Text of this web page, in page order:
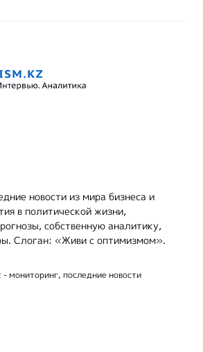
новости из мира бизнеса и
в политической жизни,
собственную аналитику,
Слоган: «Живи с оптимизмом».
мониторинг, последние новости